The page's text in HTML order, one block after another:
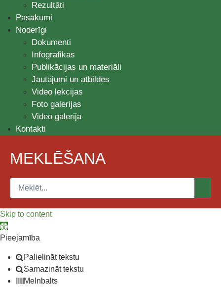
Rezultāti
Pasākumi
Noderīgi
Dokumenti
Infografikas
Publikācijas un materiāli
Jautājumi un atbildes
Video lekcijas
Foto galerijas
Video galerija
Kontakti
MEKLĒŠANA
Skip to content
Open toolbar
Pieejamība
Palielināt tekstu
Samazināt tekstu
Melnbalts